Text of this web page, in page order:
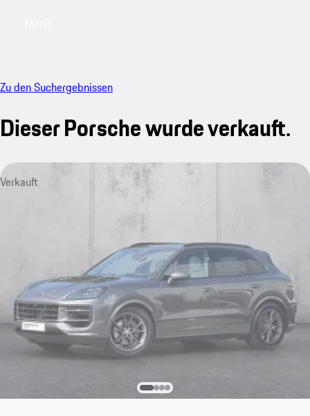
Zu den Suchergebnissen
Dieser Porsche wurde verkauft.
Verkauft